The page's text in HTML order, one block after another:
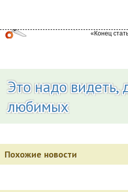
Это надо видеть,
любимых
Похожие новости